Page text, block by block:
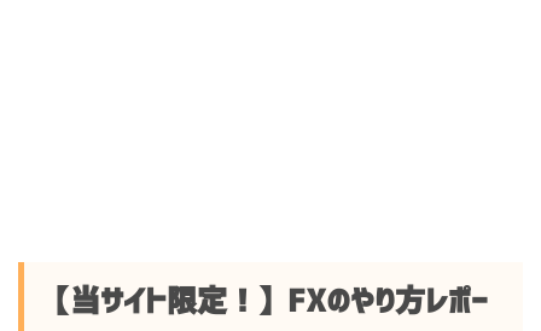
【当サイト限定！】FXのやり方レポー